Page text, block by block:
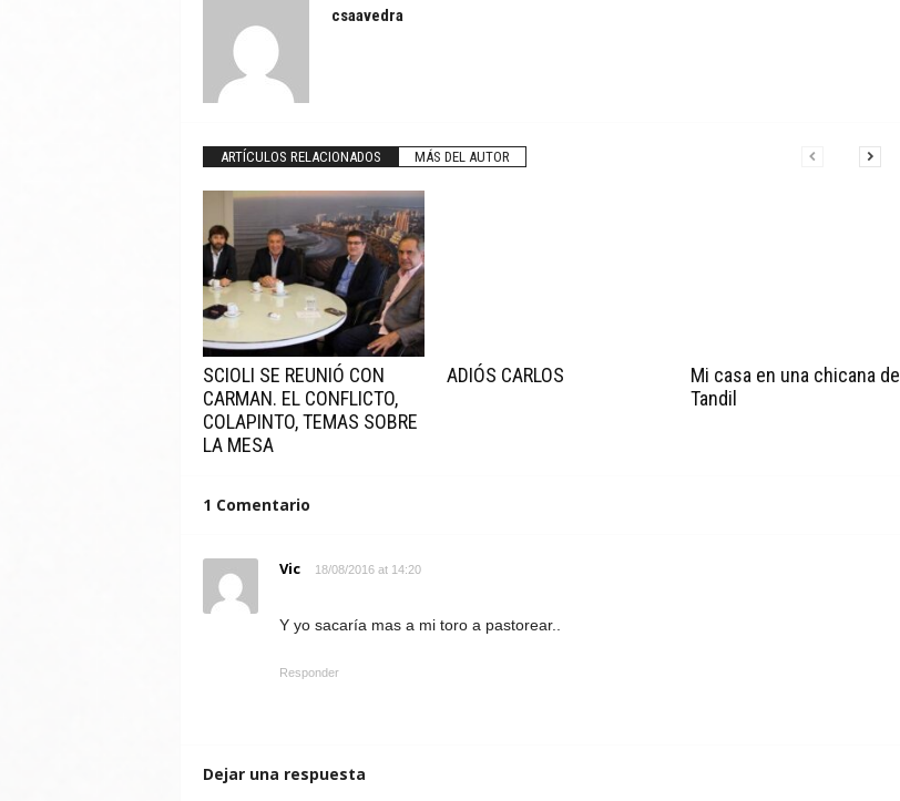
csaavedra
ARTÍCULOS RELACIONADOS MÁS DEL AUTOR
SCIOLI SE REUNIÓ CON
CARMAN. EL CONFLICTO,
COLAPINTO, TEMAS SOBRE
LA MESA
ADIÓS CARLOS
Mi casa en una chicana de
Tandil
1 Comentario
Vic 18/08/2016 at 14:20
Y yo sacaría mas a mi toro a pastorear..
Responder
Dejar una respuesta